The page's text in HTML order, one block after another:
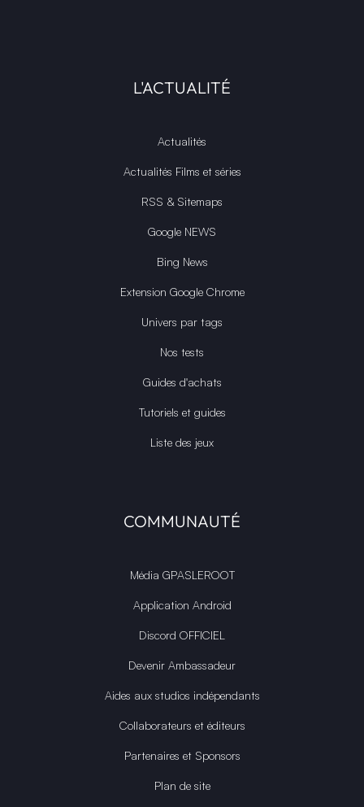
L'ACTUALITÉ
Actualités
Actualités Films et séries
RSS & Sitemaps
Google NEWS
Bing News
Extension Google Chrome
Univers par tags
Nos tests
Guides d'achats
Tutoriels et guides
Liste des jeux
COMMUNAUTÉ
Média GPASLEROOT
Application Android
Discord OFFICIEL
Devenir Ambassadeur
Aides aux studios indépendants
Collaborateurs et éditeurs
Partenaires et Sponsors
Plan de site